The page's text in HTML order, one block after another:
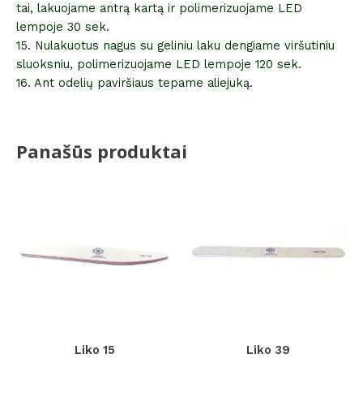
tai, lakuojame antrą kartą ir polimerizuojame LED
lempoje 30 sek.
15. Nulakuotus nagus su geliniu laku dengiame viršutiniu
sluoksniu, polimerizuojame LED lempoje 120 sek.
16. Ant odelių paviršiaus tepame aliejuką.
Panašūs produktai
Liko 15 Liko 39